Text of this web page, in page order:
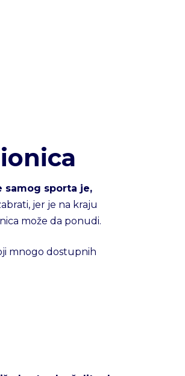
samog sporta je,
jer je na kraju
može da ponudi.
mnogo dostupnih